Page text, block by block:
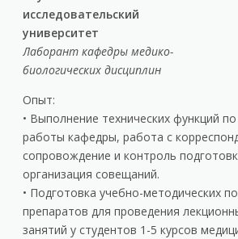
исследовательский
университет
Лаборант кафедры медико-
биологических дисциплин
Опыт:
• Выполнение технических функций
работы кафедры, работа с
сопровождение и контроль
организация совещаний.
• Подготовка учебно-методических
препаратов для проведения
занятий у студентов 1-5 курсов